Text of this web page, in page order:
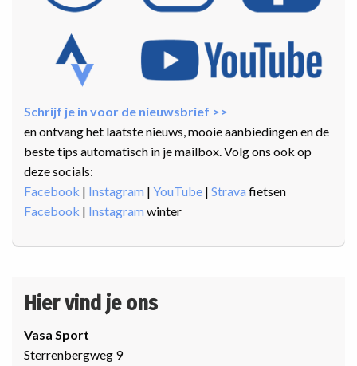
Schrijf je in voor de nieuwsbrief >>
en ontvang het laatste nieuws, mooie aanbiedingen en de
beste tips automatisch in je mailbox. Volg ons ook op
deze socials:
Facebook | Instagram | YouTube | Strava fietsen
Facebook | Instagram winter
Hier vind je ons
Vasa Sport
Sterrenbergweg 9